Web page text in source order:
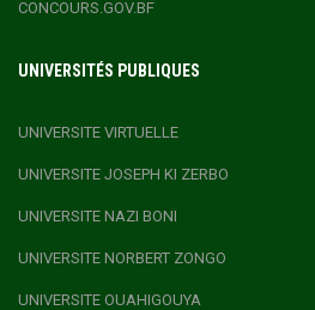
CONCOURS.GOV.BF
UNIVERSITÉS PUBLIQUES
UNIVERSITE VIRTUELLE
UNIVERSITE JOSEPH KI ZERBO
UNIVERSITE NAZI BONI
UNIVERSITE NORBERT ZONGO
UNIVERSITE OUAHIGOUYA